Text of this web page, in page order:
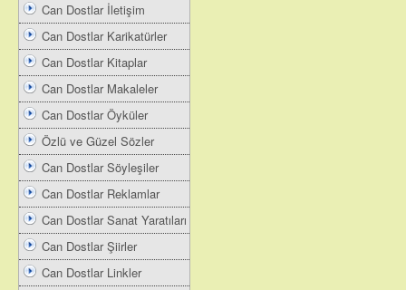
Can Dostlar İletişim
Can Dostlar Karikatürler
Can Dostlar Kitaplar
Can Dostlar Makaleler
Can Dostlar Öyküler
Özlü ve Güzel Sözler
Can Dostlar Söyleşiler
Can Dostlar Reklamlar
Can Dostlar Sanat Yaratıları
Can Dostlar Şiirler
Can Dostlar Linkler